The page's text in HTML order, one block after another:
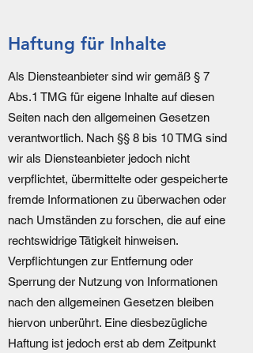
Haftung für Inhalte
Als Diensteanbieter sind wir gemäß § 7
Abs.1 TMG für eigene Inhalte auf diesen
Seiten nach den allgemeinen Gesetzen
verantwortlich. Nach §§ 8 bis 10 TMG sind
wir als Diensteanbieter jedoch nicht
verpflichtet, übermittelte oder gespeicherte
fremde Informationen zu überwachen oder
nach Umständen zu forschen, die auf eine
rechtswidrige Tätigkeit hinweisen.
Verpflichtungen zur Entfernung oder
Sperrung der Nutzung von Informationen
nach den allgemeinen Gesetzen bleiben
hiervon unberührt. Eine diesbezügliche
Haftung ist jedoch erst ab dem Zeitpunkt